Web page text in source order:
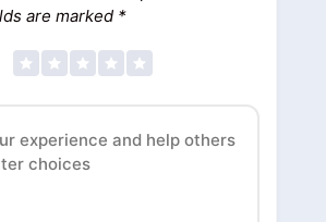
are marked *